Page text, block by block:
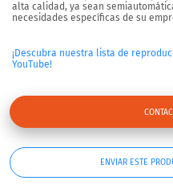
alta calidad, ya sean
necesidades específicas de su
¡Descubra nuestra lista de
YouTube!
ENVIAR ESTE